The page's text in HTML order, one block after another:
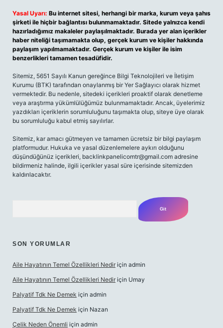
Yasal Uyarı: Bu internet sitesi, herhangi bir marka, kurum veya şahıs
şirketi ile hiçbir bağlantısı bulunmamaktadır. Sitede yalnızca kendi
hazırladığımız makaleler paylaşılmaktadır. Burada yer alan içerikler
haber niteliği taşımamakta olup, gerçek kurum ve kişiler hakkında
paylaşım yapılmamaktadır. Gerçek kurum ve kişiler ile isim
benzerlikleri tamamen tesadüfidir.
Sitemiz, 5651 Sayılı Kanun gereğince Bilgi Teknolojileri ve İletişim
Kurumu (BTK) tarafından onaylanmış bir Yer Sağlayıcı olarak hizmet
vermektedir. Bu nedenle, sitedeki içerikleri proaktif olarak denetleme
veya araştırma yükümlülüğümüz bulunmamaktadır. Ancak, üyelerimiz
yazdıkları içeriklerin sorumluluğunu taşımakta olup, siteye üye olarak
bu sorumluluğu kabul etmiş sayılırlar.
Sitemiz, kar amacı gütmeyen ve tamamen ücretsiz bir bilgi paylaşım
platformudur. Hukuka ve yasal düzenlemelere aykırı olduğunu
düşündüğünüz içerikleri, backlinkpanelicomtr@gmail.com adresine
bildirmeniz halinde, ilgili içerikler yasal süre içerisinde sitemizden
kaldırılacaktır.
SON YORUMLAR
Aile Hayatının Temel Özellikleri Nedir için admin
Aile Hayatının Temel Özellikleri Nedir için Umay
Palyatif Tdk Ne Demek için admin
Palyatif Tdk Ne Demek için Nazan
Çelik Neden Önemli için admin